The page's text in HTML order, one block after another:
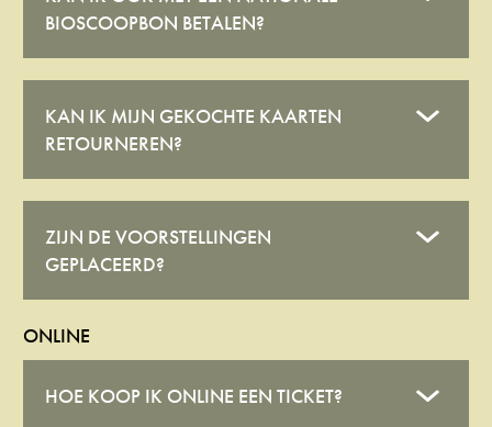
BIOSCOOPBON BETALEN?
KAN IK MIJN GEKOCHTE KAARTEN
RETOURNEREN?
ZIJN DE VOORSTELLINGEN
GEPLACEERD?
ONLINE
HOE KOOP IK ONLINE EEN TICKET?